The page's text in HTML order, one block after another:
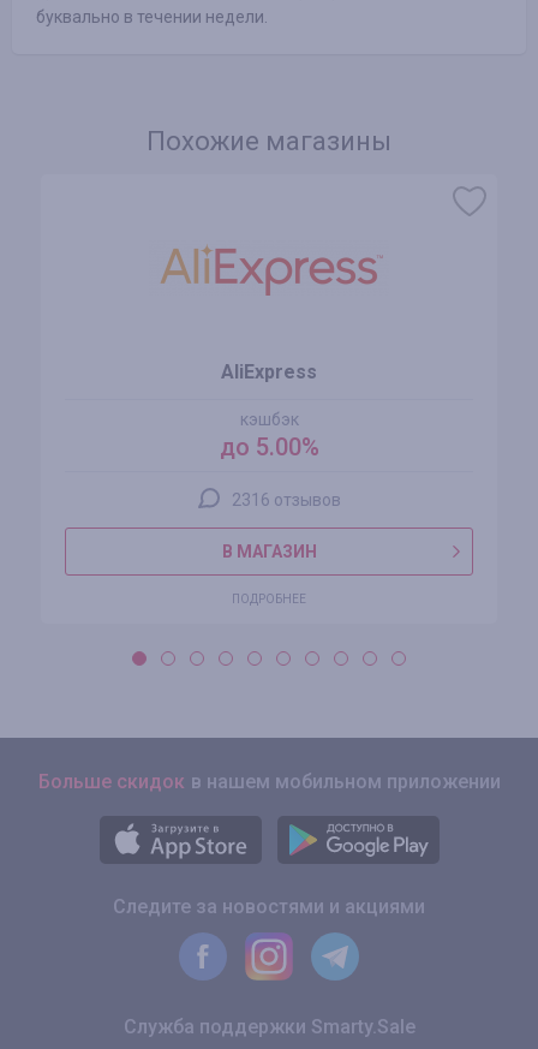
буквально в течении недели.
Похожие магазины
AliExpress
кэшбэк
до 5.00%
2316 отзывов
В МАГАЗИН
ПОДРОБНЕЕ
Больше скидок в нашем мобильном приложении
Следите за новостями и акциями
Служба поддержки Smarty.Sale